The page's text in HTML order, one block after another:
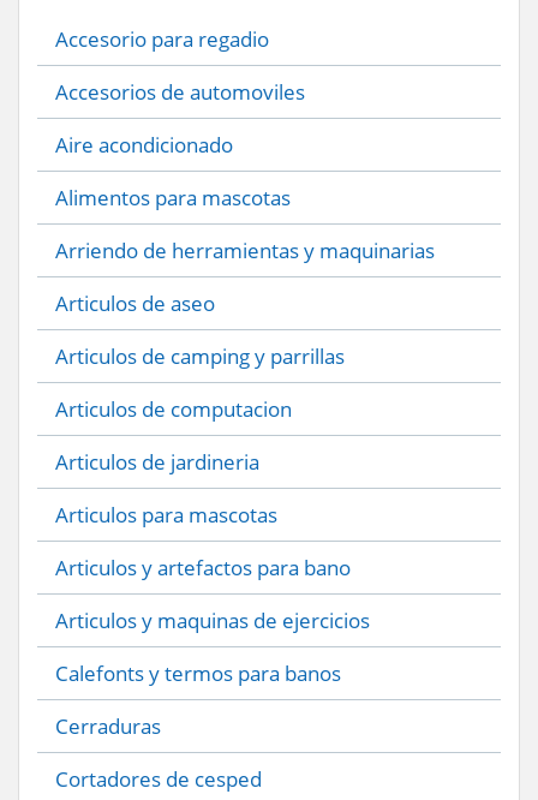
Accesorio para regadio
Accesorios de automoviles
Aire acondicionado
Alimentos para mascotas
Arriendo de herramientas y maquinarias
Articulos de aseo
Articulos de camping y parrillas
Articulos de computacion
Articulos de jardineria
Articulos para mascotas
Articulos y artefactos para bano
Articulos y maquinas de ejercicios
Calefonts y termos para banos
Cerraduras
Cortadores de cesped